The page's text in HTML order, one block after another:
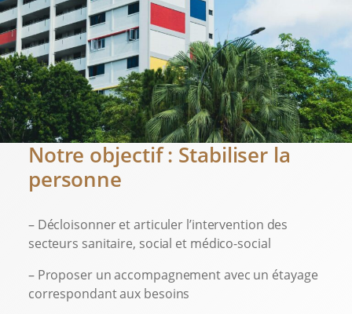
Notre objectif : Stabiliser la
personne
– Décloisonner et articuler l’intervention des
secteurs sanitaire, social et médico-social
– Proposer un accompagnement avec un étayage
correspondant aux besoins